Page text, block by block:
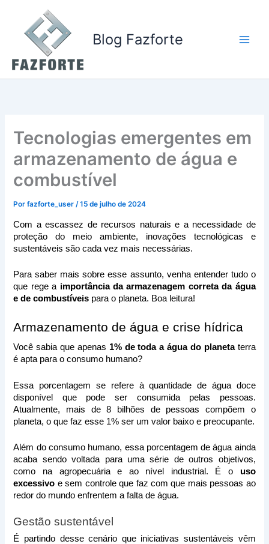
conteúdo
Blog Fazforte
Tecnologias emergentes em
armazenamento de água e
combustível
Porfazforte_user/15 de julho de 2024
Com a escassez de recursos naturais e a necessidade de
proteção do meio ambiente, inovações tecnológicas e
sustentáveis são cada vez mais necessárias.
Para saber mais sobre esse assunto, venha entender tudo o
que rege a importância da armazenagem correta da água
e de combustíveis para o planeta. Boa leitura!
Armazenamento de água e crise hídrica
Você sabia que apenas 1% de toda a água do planeta terra
é apta para o consumo humano?
Essa porcentagem se refere à quantidade de água doce
disponível que pode ser consumida pelas pessoas.
Atualmente, mais de 8 bilhões de pessoas compõem o
planeta, o que faz esse 1% ser um valor baixo e preocupante.
Além do consumo humano, essa porcentagem de água ainda
acaba sendo voltada para uma série de outros objetivos,
como na agropecuária e ao nível industrial. É o uso
excessivo e sem controle que faz com que mais pessoas ao
redor do mundo enfrentem a falta de água.
Gestão sustentável
É partindo desse cenário que iniciativas sustentáveis vêm